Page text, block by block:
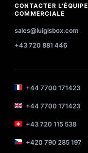
CONTACTER L'ÉQUIPE
COMMERCIALE
sales@luigisbox.com
+43 720 881 446
+44 7700 171423
+44 7700 171423
+43 720 115 538
+420 790 285 197